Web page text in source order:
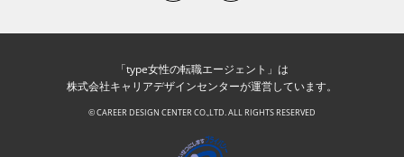
「type女性の転職エージェント」は
株式会社キャリアデザインセンターが運営しています。
© CAREER DESIGN CENTER CO.,LTD. ALL RIGHTS RESERVED